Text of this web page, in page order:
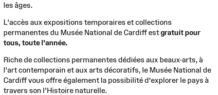
les âges.
L'accès aux expositions temporaires et collections
permanentes du Musée National de Cardiff estgratuit pour
tous, toute l’année.
Riche de collections permanentes dédiées aux beaux-arts, à
l'art contemporain et aux arts décoratifs, le Musée National de
Cardiff vous offre également la possibilité d’explorer le pays à
travers son l'Histoire naturelle.